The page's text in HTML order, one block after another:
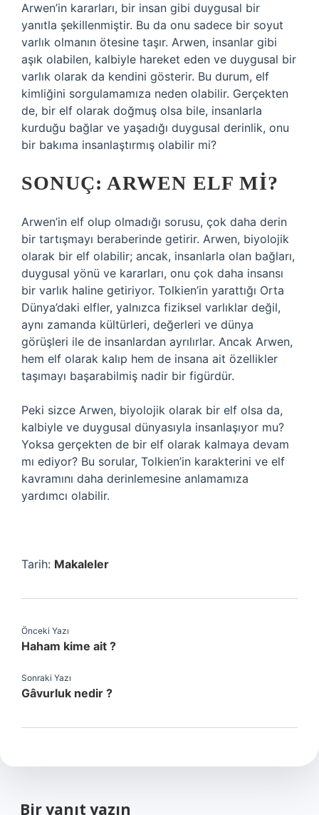
Arwen’in kararları, bir insan gibi duygusal bir
yanıtla şekillenmiştir. Bu da onu sadece bir soyut
varlık olmanın ötesine taşır. Arwen, insanlar gibi
aşık olabilen, kalbiyle hareket eden ve duygusal bir
varlık olarak da kendini gösterir. Bu durum, elf
kimliğini sorgulamamıza neden olabilir. Gerçekten
de, bir elf olarak doğmuş olsa bile, insanlarla
kurduğu bağlar ve yaşadığı duygusal derinlik, onu
bir bakıma insanlaştırmış olabilir mi?
SONUÇ: ARWEN ELF MI?
Arwen’in elf olup olmadığı sorusu, çok daha derin
bir tartışmayı beraberinde getirir. Arwen, biyolojik
olarak bir elf olabilir; ancak, insanlarla olan bağları,
duygusal yönü ve kararları, onu çok daha insansı
bir varlık haline getiriyor. Tolkien’in yarattığı Orta
Dünya’daki elfler, yalnızca fiziksel varlıklar değil,
aynı zamanda kültürleri, değerleri ve dünya
görüşleri ile de insanlardan ayrılırlar. Ancak Arwen,
hem elf olarak kalıp hem de insana ait özellikler
taşımayı başarabilmiş nadir bir figürdür.
Peki sizce Arwen, biyolojik olarak bir elf olsa da,
kalbiyle ve duygusal dünyasıyla insanlaşıyor mu?
Yoksa gerçekten de bir elf olarak kalmaya devam
mı ediyor? Bu sorular, Tolkien’in karakterini ve elf
kavramını daha derinlemesine anlamamıza
yardımcı olabilir.
Tarih: Makaleler
Önceki Yazı
Haham kime ait ?
Sonraki Yazı
Gâvurluk nedir ?
Bir yanıt yazın